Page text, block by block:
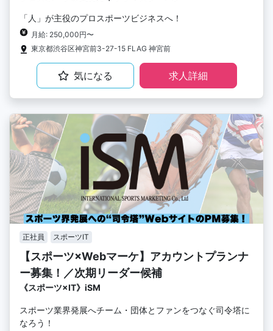
「人」が主役のプロスポーツビジネスへ！
月給: 250,000円〜
東京都渋谷区神宮前3-27-15 FLAG 神宮前
気になる 求人詳細
正社員 スポーツIT
【スポーツ×Webマーケ】アカウントプランナ
ー募集！／次期リーダー候補
《スポーツ×IT》iSM
スポーツ業界発展へチーム・団体とファンをつなぐ司令塔に
なろう！